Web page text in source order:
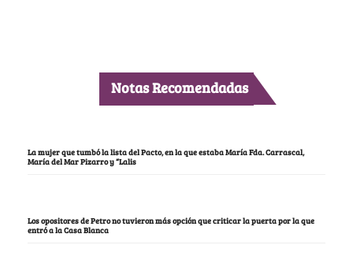
Notas Recomendadas
La mujer que tumbó la lista del Pacto, en la que estaba María Fda. Carrascal,
María del Mar Pizarro y “Lalis
Los opositores de Petro no tuvieron más opción que criticar la puerta por la que
entró a la Casa Blanca